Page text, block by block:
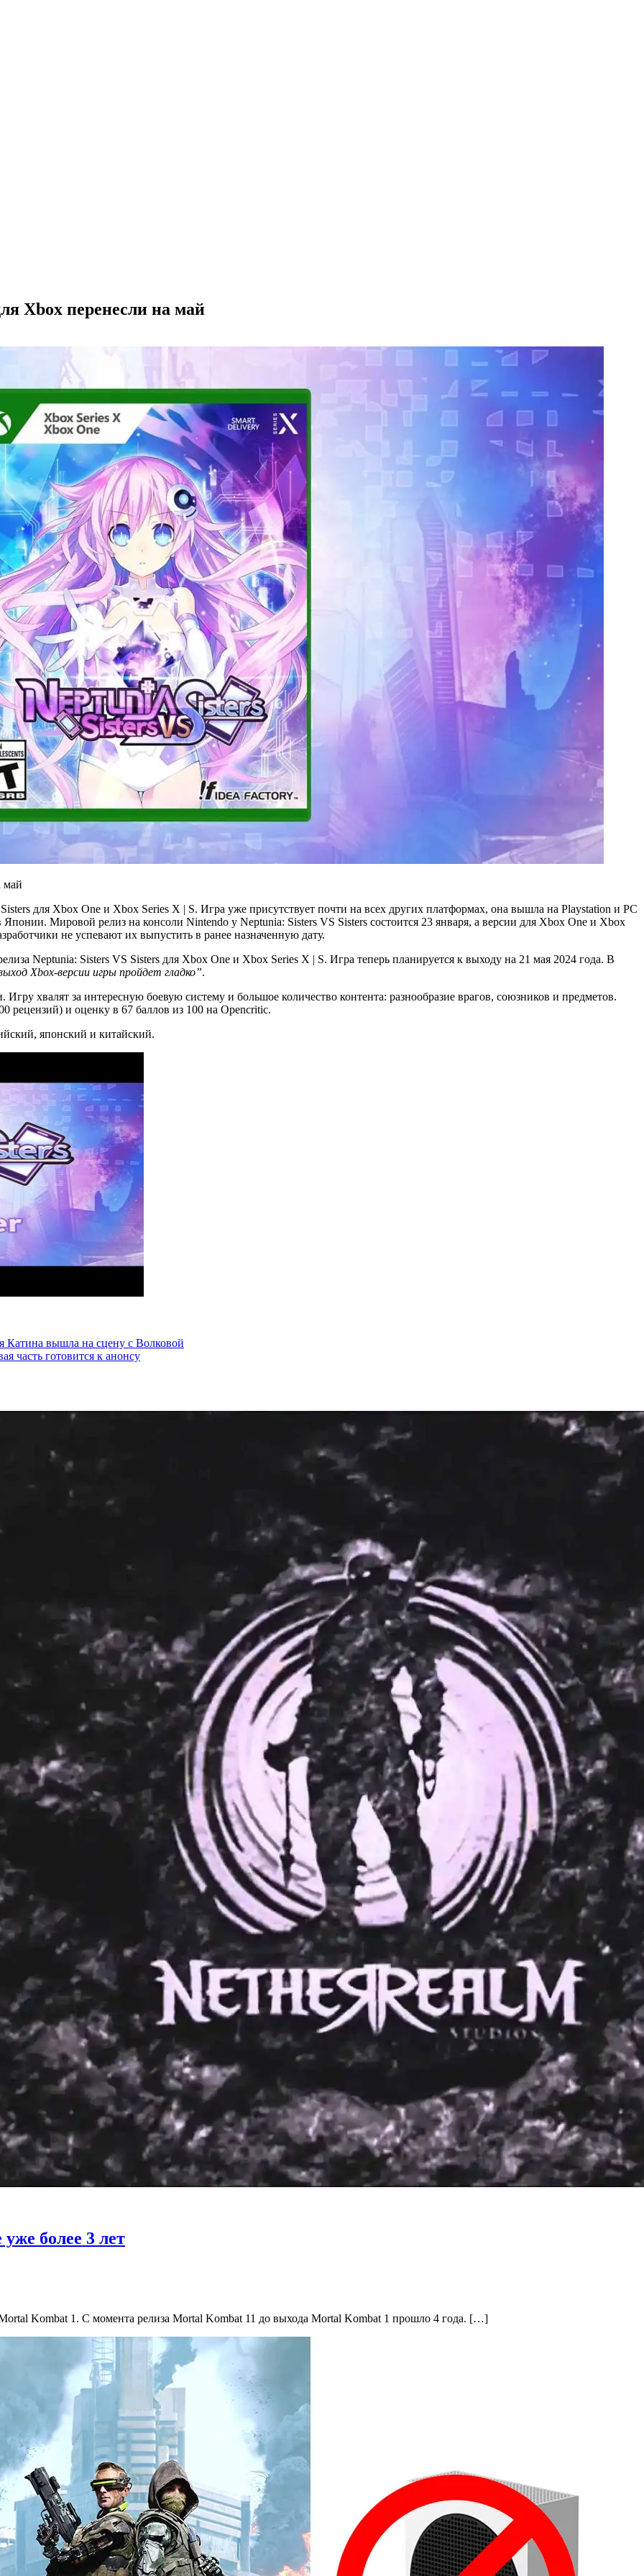
Xbox перенесли на май
для Xbox One и Xbox Series X | S. Игра уже присутствует почти на всех других платформах, она вышла на Playstation и PC
Мировой релиз на консоли Nintendo у Neptunia: Sisters VS Sisters состоится 23 января, а версии для Xbox One и Xbox
не успевают их выпустить в ранее назначенную дату.
Neptunia: Sisters VS Sisters для Xbox One и Xbox Series X | S. Игра теперь планируется к выходу на 21 мая 2024 года. В
Xbox-версии игры пройдет гладко”.
хвалят за интересную боевую систему и большое количество контента: разнообразие врагов, союзников и предметов.
рецензий) и оценку в 67 баллов из 100 на Opencritic.
японский и китайский.
вышла на сцену с Волковой
часть готовится к анонсу
более 3 лет
Kombat 1. С момента релиза Mortal Kombat 11 до выхода Mortal Kombat 1 прошло 4 года. […]